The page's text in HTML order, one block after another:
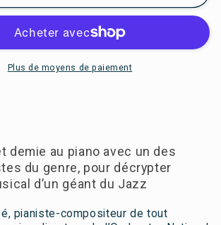
La
leçon
de
sur
Plus de moyens de paiement
demie au piano avec un des
du genre, pour décrypter
d’un géant du Jazz
pianiste-compositeur de tout